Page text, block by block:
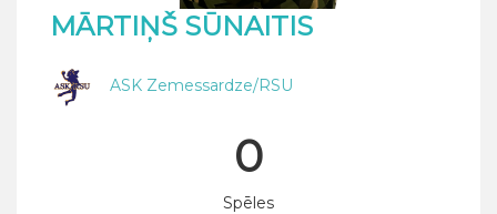
MĀRTIŅŠ SŪNAITIS
ASK Zemessardze/RSU
0
Spēles